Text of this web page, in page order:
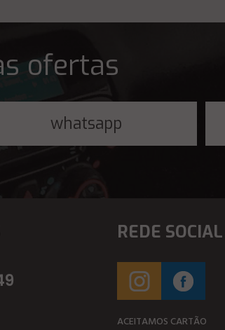
ofertas
REDE SOCIAL
ACEITAMOS CARTÃO